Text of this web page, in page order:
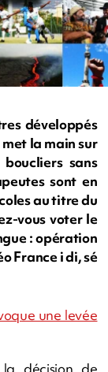
développés
la main sur
sans
sont en
au titre du
vous voter le
: opération
France i di, sé
une levée
la décision de